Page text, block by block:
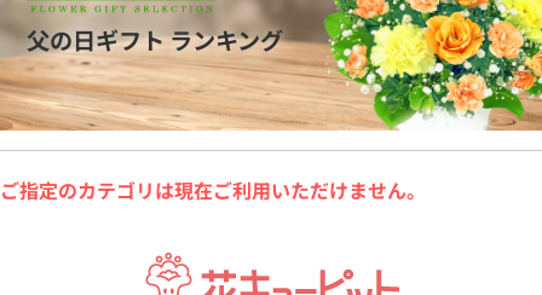
父の日ギフト ランキング
ご指定のカテゴリは現在ご利用いただけません。